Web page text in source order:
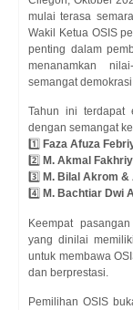
mulai terasa
Wakil Ketua OSIS
penting dalam
menanamkan
semangat
Tahun ini terdapat
dengan semangat
1️⃣ Faza Afuza
2️⃣ M. Akmal
3️⃣ M. Bilal Akrom &
4️⃣ M. Bachtiar Dwi
Keempat
yang dinilai
untuk membawa
dan berprestasi.
Pemilihan OSIS